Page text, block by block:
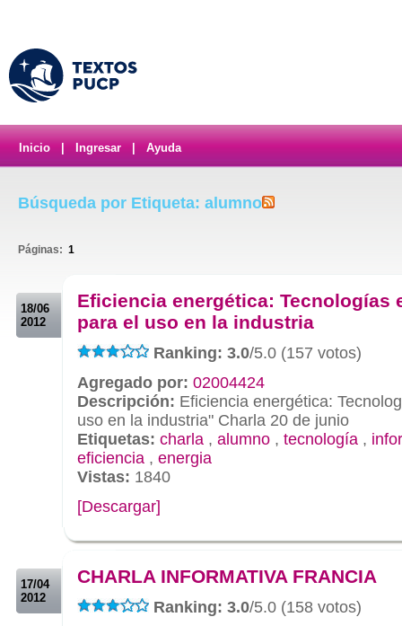
Inicio Ingresar Ayuda
Búsqueda por Etiqueta: alumno
Páginas: 1
18/06
2012
Eficiencia energética: Tecnologías
para el uso en la industria
Ranking: 3.0/5.0 (157 votos)
Agregado por: 02004424
Descripción: Eficiencia energética:
uso en la industria" Charla 20 de junio
Etiquetas: charla , alumno , tecnología ,
eficiencia , energia
Vistas: 1840
[Descargar]
17/04
2012
CHARLA INFORMATIVA FRANCIA
Ranking: 3.0/5.0 (158 votos)